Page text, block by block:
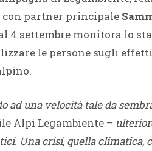
con partner principale
4 settembre monitora lo
le persone sugli
ad una velocità tale da
Alpi Legambiente –
Una crisi, quella climatica,